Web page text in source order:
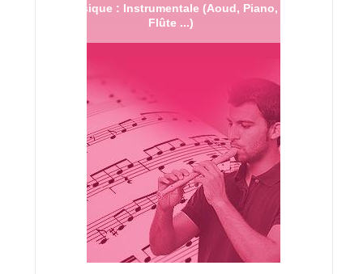
Musique : Instrumentale (Aoud, Piano,
Flûte ...)